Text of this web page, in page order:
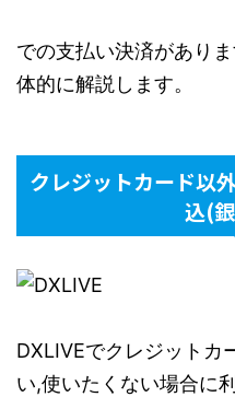
での支払い決済があり
体的に解説します。
クレジットカード以
込(
DXLIVEでクレジットカ
い,使いたくない場合に